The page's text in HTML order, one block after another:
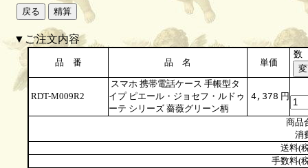
▼ご注文内容
品 番 品 名 単価
数
RDT-M009R2
スマホ 携帯電話ケース 手帳型タ
イプ ピエール・ジョセフ・ルドゥ
ーテ シリーズ 薔薇グリーン柄
4,378 円
商品
消
送料(
手数料(